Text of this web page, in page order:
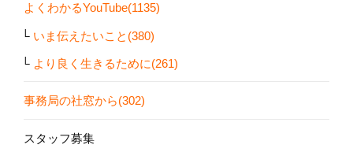
よくわかるYouTube(1135)
いま伝えたいこと(380)
より良く生きるために(261)
事務局の社窓から(302)
スタッフ募集